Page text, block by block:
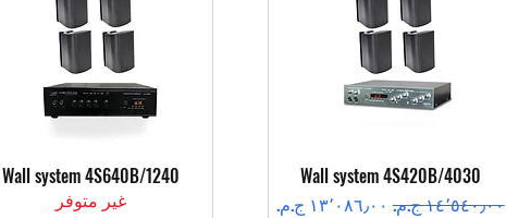
العرض السريع
Wall system 4S420B/4030
سعر عادي‏١٤٬٥٤٠٫٠٠ ج.م.‏ سعر البيع
العرض السريع
Wall system 4S640B/1240
غير متوفر